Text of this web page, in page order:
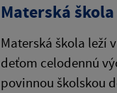
Materská
Materská škola leží
deťom celodennú
povinnou školskou